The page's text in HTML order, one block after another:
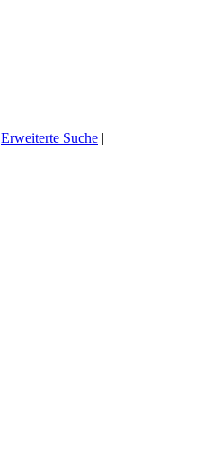
Erweiterte Suche |